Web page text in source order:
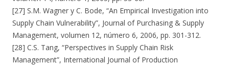
[27] S.M. Wagner y C. Bode, “An Empirical Investigation into
Supply Chain Vulnerability”, Journal of Purchasing & Supply
Management, volumen 12, número 6, 2006, pp. 301-312.
[28] C.S. Tang, “Perspectives in Supply Chain Risk
Management”, International Journal of Production